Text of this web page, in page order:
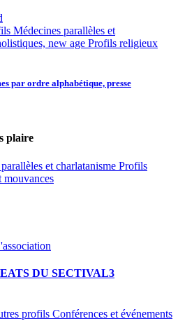
Médecines parallèles et
new age Profils religieux
par ordre alphabétique, presse
plaire
et charlatanisme Profils
mouvances
DU SECTIVAL3
profils Conférences et événements